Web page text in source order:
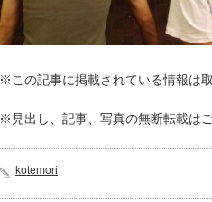
※この記事に掲載されている情報は
※見出し、記事、写真の無断転載はご
kotemori